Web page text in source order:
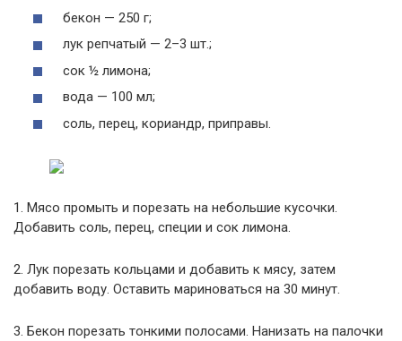
бекон — 250 г;
лук репчатый — 2–3 шт.;
сок ½ лимона;
вода — 100 мл;
соль, перец, кориандр, приправы.
1. Мясо промыть и порезать на небольшие кусочки.
Добавить соль, перец, специи и сок лимона.
2. Лук порезать кольцами и добавить к мясу, затем
добавить воду. Оставить мариноваться на 30 минут.
3. Бекон порезать тонкими полосами. Нанизать на палочки